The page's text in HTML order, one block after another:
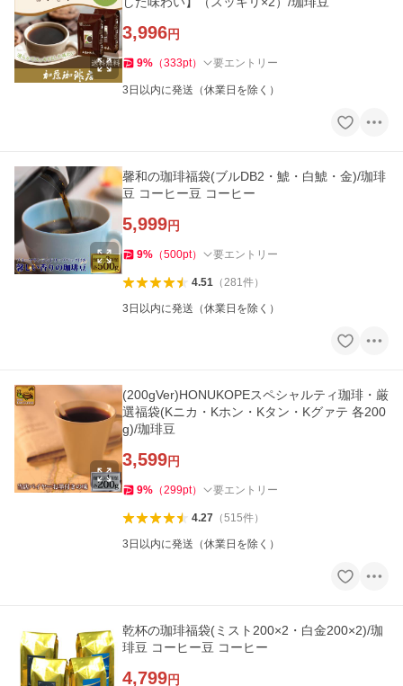
3,996円
9% （333pt） 要エントリー
3日以内に発送（休業日を除く）
馨和の珈琲福袋(ブルDB2・鯱・白鯱・金)/珈琲
豆 コーヒー豆 コーヒー
5,999円
9% （500pt） 要エントリー
4.51（281件）
3日以内に発送（休業日を除く）
(200gVer)HONUKOPEスペシャルティ珈琲・厳
選福袋(Kニカ・Kホン・Kタン・Kグァテ 各200
g)/珈琲豆
3,599円
9% （299pt） 要エントリー
4.27（515件）
3日以内に発送（休業日を除く）
乾杯の珈琲福袋(ミスト200×2・白金200×2)/珈
琲豆 コーヒー豆 コーヒー
4,799円